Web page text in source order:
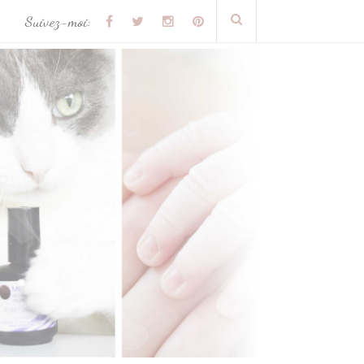
Suivez-moi: